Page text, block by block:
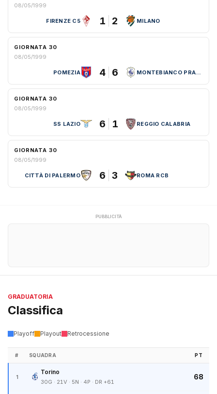
08/05/1999
FIRENZE C5 1 2 MILANO
GIORNATA 30
08/05/1999
POMEZIA 4 6 MONTEBIANCO PRATO C5
GIORNATA 30
08/05/1999
SS LAZIO 6 1 REGGIO CALABRIA
GIORNATA 30
08/05/1999
CITTÀ DI PALERMO 6 3 ROMA RCB
PUBBLICITÀ
GRADUATORIA
Classifica
Playoff Playout Retrocessione
# SQUADRA PT
1
Torino
30G · 21V · 5N · 4P · DR +61
68